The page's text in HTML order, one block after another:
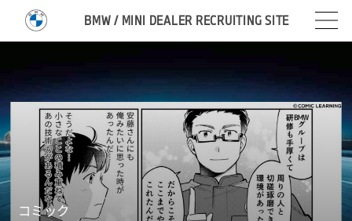
BMW / MINI DEALER RECRUITING SITE
コミック